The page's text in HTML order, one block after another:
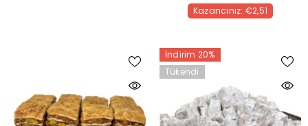
Kazancınız: €2,51
İndirim 20%
Tükendi